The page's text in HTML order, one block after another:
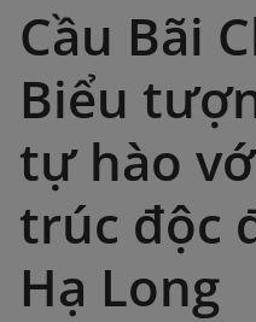
Cầu Bãi
Biểu
tự hào
trúc độc
Hạ Long